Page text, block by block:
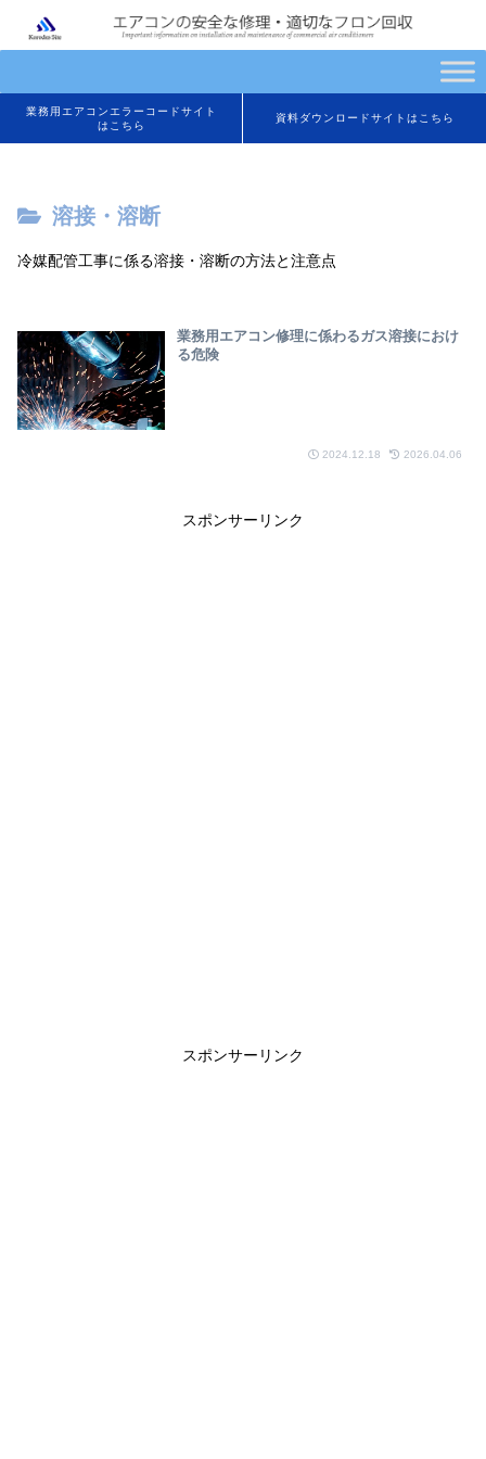
業務用エアコンエラーコードサイト
はこちら
資料ダウンロードサイトはこちら
溶接・溶断
冷媒配管工事に係る溶接・溶断の方法と注意点
業務用エアコン修理に係わるガス溶接におけ
る危険
2024.12.18 2026.04.06
スポンサーリンク
スポンサーリンク